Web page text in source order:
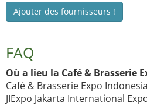
Ajouter des fournisseurs !
FAQ
Où a lieu la Café & Brasserie
Café & Brasserie Expo
JIExpo Jakarta International